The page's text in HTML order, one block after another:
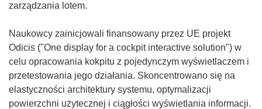
zarządzania lotem.
Naukowcy zainicjowali finansowany przez UE projekt
Odicis ("One display for a cockpit interactive solution") w
celu opracowania kokpitu z pojedynczym wyświetlaczem i
przetestowania jego działania. Skoncentrowano się na
elastyczności architektury systemu, optymalizacji
powierzchni użytecznej i ciągłości wyświetlania informacji.